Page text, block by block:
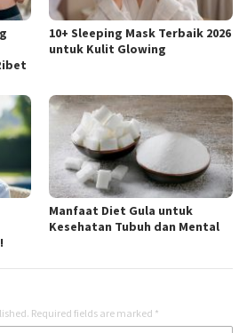
10+ Sleeping Mask Terbaik 2026
untuk Kulit Glowing
Manfaat Diet Gula untuk
Kesehatan Tubuh dan Mental
Required fields are marked *